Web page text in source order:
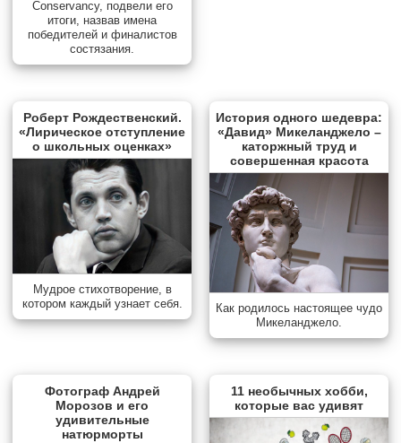
Conservancy, подвели его
итоги, назвав имена
победителей и финалистов
состязания.
Роберт Рождественский.
«Лирическое отступление
о школьных оценках»
Мудрое стихотворение, в
котором каждый узнает себя.
История одного шедевра:
«Давид» Микеланджело –
каторжный труд и
совершенная красота
Как родилось настоящее чудо
Микеланджело.
Фотограф Андрей
Морозов и его
удивительные
натюрморты
11 необычных хобби,
которые вас удивят